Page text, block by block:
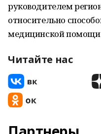
руководителем
относительно
медицинской помощи
Читайте нас